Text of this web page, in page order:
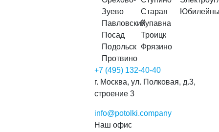
Зуево
Павловский
Посад
Подольск
Протвино
Старая
Купавна
Троицк
Фрязино
+7 (495) 132-40-40
г. Москва, ул. Полковая, д.3,
строение 3
info@potolki.company
Наш офис